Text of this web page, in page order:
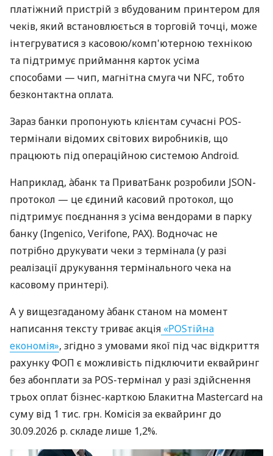
платіжний пристрій з вбудованим принтером для
чеків, який встановлюється в торговій точці, може
інтегруватися з касовою/комп'ютерною технікою
та підтримує приймання карток усіма
способами — чип, магнітна смуга чи NFC, тобто
безконтактна оплата.
Зараз банки пропонують клієнтам сучасні POS-
термінали відомих світових виробників, що
працюють під операційною системою Android.
Наприклад, àбанк та ПриватБанк розробили JSON-
протокол — це єдиний касовий протокол, що
підтримує поєднання з усіма вендорами в парку
банку (Ingenico, Verifone, PAX). Водночас не
потрібно друкувати чеки з термінала (у разі
реалізації друкування термінального чека на
касовому принтері).
А у вищезгаданому àбанк станом на момент
написання тексту триває акція «POSтійна
економія», згідно з умовами якої під час відкриття
рахунку ФОП є можливість підключити еквайринг
без абонплати за POS-термінал у разі здійснення
трьох оплат бізнес-карткою Блакитна Mastercard на
суму від 1 тис. грн. Комісія за еквайринг до
30.09.2026 р. складе лише 1,2%.